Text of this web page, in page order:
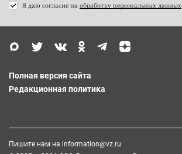
Я даю согласие на обработку персональных данных
Полная версия сайта
Редакционная политика
Пишите нам на information@vz.ru